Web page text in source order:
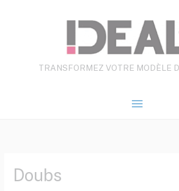
TRANSFORMEZ VOTRE MODÈLE
Doubs